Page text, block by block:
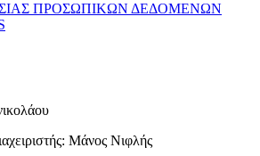
ΠΡΟΣΩΠΙΚΩΝ ΔΕΔΟΜΕΝΩΝ
Μάνος Νιφλής